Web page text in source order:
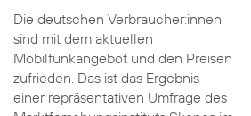
Die deutschen Verbraucher:innen
sind mit dem aktuellen
Mobilfunkangebot und den Preisen
zufrieden. Das ist das Ergebnis
einer repräsentativen Umfrage des